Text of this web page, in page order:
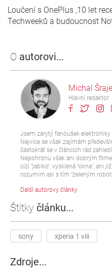
O autorovi...
Michal
Hlavní redaktor
Jsem zarytý fanoušek
Nejvíce se však zajímám
častokrát se v článcích rád
Nepohrdnu však ani dobrým
cízí "jablko", vysklená "okna", ani
rozumím asi s tím "zeleným
Další autorovy články
Štítky článku...
sony xperia 1 viii
Zdroje...
Loučení s OnePlus ,10 let
Techweeků a budoucnost